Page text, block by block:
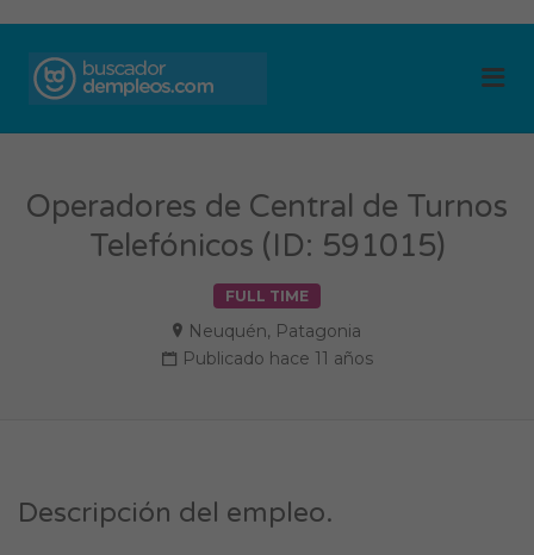
Operadores de Central de Turnos
Telefónicos (ID: 591015)
FULL TIME
Neuquén, Patagonia
Publicado hace 11 años
Descripción del empleo.